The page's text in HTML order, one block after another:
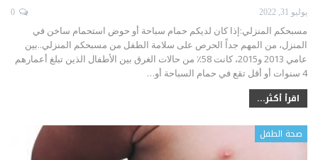
يوليو 31, 2022
مسبحكم المنزلي:إذا كان لديكم حمام سباحة أو حوض استحمام ساخن في
المنزل، من المهم جداً الحرص على سلامة الطفل من مسبحكم المنزلي..بين
عامي 2013 و2015، كانت 58٪ من حالات الغرق بين الأطفال الذين تبلغ أعمارهم
4 سنوات أو أقل تقع في حمام السباحة أو
…
اقرأ أكثر...
صحة الطفل